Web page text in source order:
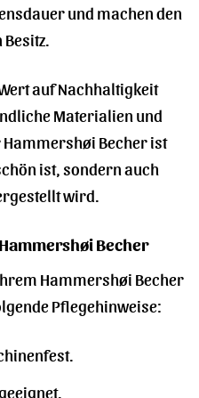
und machen den
auf Nachhaltigkeit
Materialien und
Becher ist
ist, sondern auch
wird.
Becher
Hammershøi Becher
Pflegehinweise: